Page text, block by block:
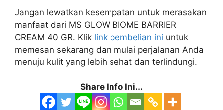
Jangan lewatkan kesempatan untuk merasakan
manfaat dari MS GLOW BIOME BARRIER
CREAM 40 GR. Klik link pembelian ini untuk
memesan sekarang dan mulai perjalanan Anda
menuju kulit yang lebih sehat dan terlindungi.
Share Info Ini...